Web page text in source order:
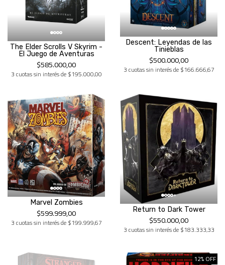
The Elder Scrolls V Skyrim -
El Juego de Aventuras
$585.000,00
3 cuotas sin interés de $195.000,00
Descent: Leyendas de las
Tinieblas
$500.000,00
3 cuotas sin interés de $166.666,67
Marvel Zombies
$599.999,00
3 cuotas sin interés de $199.999,67
Return to Dark Tower
$550.000,00
3 cuotas sin interés de $183.333,33
12% OFF